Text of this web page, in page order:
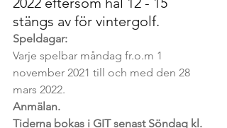
stängs av för vintergolf.
Speldagar:
Varje spelbar måndag fr.o.m 1
november 2021 till och med den 28
mars 2022.
Anmälan.
Tiderna bokas i GIT senast Söndag kl.